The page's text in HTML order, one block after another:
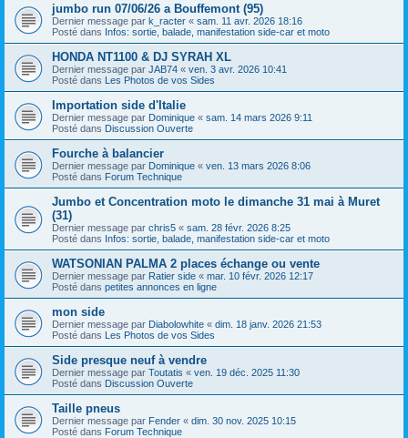
jumbo run 07/06/26 a Bouffemont (95)
Dernier message par k_racter « sam. 11 avr. 2026 18:16
Posté dans Infos: sortie, balade, manifestation side-car et moto
HONDA NT1100 & DJ SYRAH XL
Dernier message par JAB74 « ven. 3 avr. 2026 10:41
Posté dans Les Photos de vos Sides
Importation side d'Italie
Dernier message par Dominique « sam. 14 mars 2026 9:11
Posté dans Discussion Ouverte
Fourche à balancier
Dernier message par Dominique « ven. 13 mars 2026 8:06
Posté dans Forum Technique
Jumbo et Concentration moto le dimanche 31 mai à Muret
(31)
Dernier message par chris5 « sam. 28 févr. 2026 8:25
Posté dans Infos: sortie, balade, manifestation side-car et moto
WATSONIAN PALMA 2 places échange ou vente
Dernier message par Ratier side « mar. 10 févr. 2026 12:17
Posté dans petites annonces en ligne
mon side
Dernier message par Diabolowhite « dim. 18 janv. 2026 21:53
Posté dans Les Photos de vos Sides
Side presque neuf à vendre
Dernier message par Toutatis « ven. 19 déc. 2025 11:30
Posté dans Discussion Ouverte
Taille pneus
Dernier message par Fender « dim. 30 nov. 2025 10:15
Posté dans Forum Technique